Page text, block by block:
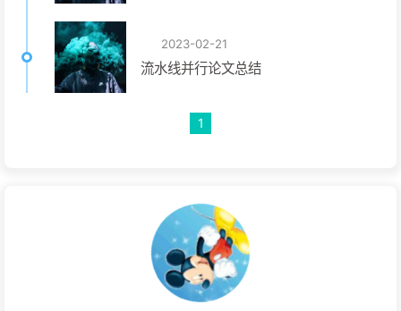
2023-02-21
流水线并行论文总结
1